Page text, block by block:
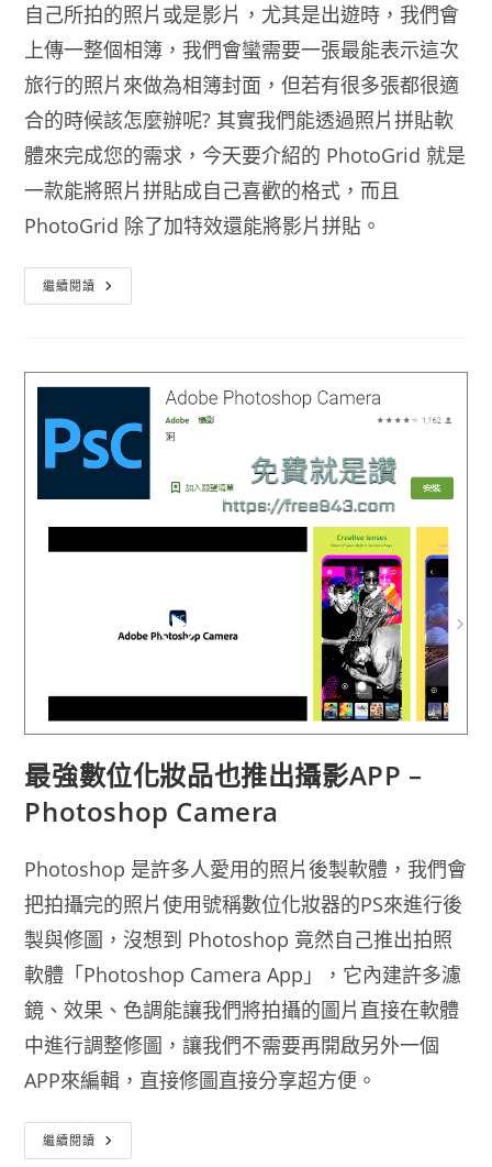
自己所拍的照片或是影片，尤其是出遊時，我們會
上傳一整個相簿，我們會蠻需要一張最能表示這次
旅行的照片來做為相簿封面，但若有很多張都很適
合的時候該怎麼辦呢? 其實我們能透過照片拼貼軟
體來完成您的需求，今天要介紹的 PhotoGrid 就是
一款能將照片拼貼成自己喜歡的格式，而且
PhotoGrid 除了加特效還能將影片拼貼。
繼續閱讀 照
片
薦
PhotoGrid
加
特
效
能
影
片
最強數位化妝品也推出攝影APP –
Photoshop Camera
Photoshop 是許多人愛用的照片後製軟體，我們會
把拍攝完的照片使用號稱數位化妝器的PS來進行後
製與修圖，沒想到 Photoshop 竟然自己推出拍照
軟體「Photoshop Camera App」，它內建許多濾
鏡、效果、色調能讓我們將拍攝的圖片直接在軟體
中進行調整修圖，讓我們不需要再開啟另外一個
APP來編輯，直接修圖直接分享超方便。
繼續閱讀 最
強